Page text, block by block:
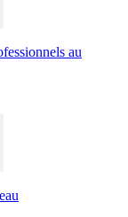
au